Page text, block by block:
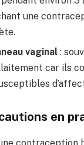
une
vaginal :
car ils
en
contraception